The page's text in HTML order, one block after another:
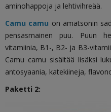
aminohappoja ja lehtivihreää.
Camu camu on amatsonin
pensasmainen puu. Puun
vitamiinia, B1-, B2- ja B3-
Camu camu sisältää lisäksi
antosyaania, katekiineja,
Paketti 2: